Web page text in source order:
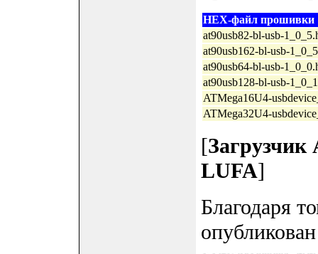
HEX-файл прошивки
at90usb82-bl-usb-
at90usb162-bl-usb-
at90usb64-bl-usb-
at90usb128-bl-usb-
ATMega16U4-
ATMega32U4-
[Загрузчик
LUFA]
Благодаря